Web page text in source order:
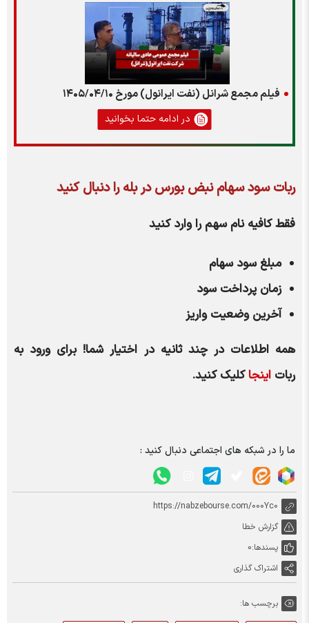
فیلم مجمع شرانل (نفت ایرانول) مورخ ۱۴۰۵/۰۴/۱۰
در ادامه حتما بخوانید
ربات سود سهام نبض بورس در بله را دنبال کنید
فقط کافیه نام سهم را وارد کنید
مبلغسود سهام
زمان پرداخت سود
آخرین وضعیت واریز
همه اطلاعات در چند ثانیه در اختیار شما! برای ورود به
ربات اینجاکلیک کنید.
ما را در شبکه های اجتماعی دنبال کنید :
https://nabzebourse.com/000Yc0
گزارش خطا
پسندها:0
اشتراک گذاری
برچسب ها: